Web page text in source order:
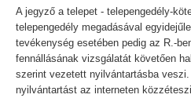
A jegyző a telepet - telepengedély-
telepengedély megadásával
tevékenység esetében pedig az R.-
fennállásának vizsgálatát követően
szerint vezetett nyilvántartásba
nyilvántartást az interneten